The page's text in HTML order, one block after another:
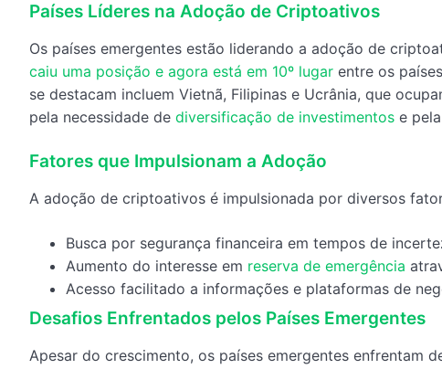
Países Líderes na Adoção de Criptoativos
Os países emergentes estão liderando a adoção de
caiu uma posição e agora está em 10º lugar entre os
se destacam incluem Vietnã, Filipinas e Ucrânia, que
pela necessidade de diversificação de investimentos e
Fatores que Impulsionam a Adoção
A adoção de criptoativos é impulsionada por diversos
Busca por segurança financeira em tempos de
Aumento do interesse em reserva de emergência
Acesso facilitado a informações e plataformas de
Desafios Enfrentados pelos Países Emergentes
Apesar do crescimento, os países emergentes enfrentam